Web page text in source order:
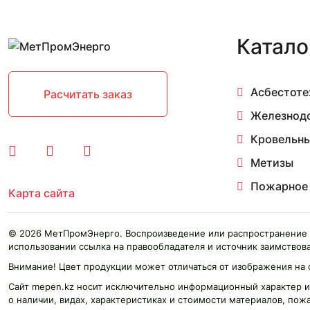
AX4D-500B-H5L
AX4E-200B-H5Z
AX4E-250B-H5Z
AX4E-400B-H5L
AX4E-450B-H5L
AX4E-550B-H5L
AX4E-630B-H5L
AXW2D-250B-G5Z
AXW2E-200B-G5Z
AXW2E-250B-G5Z
AXW4D-200B-G5Z
AXW4D-250B-G5Z
Расчитать заказ
Карта сайта
Метизы
Пожарное
© 2026 МетПромЭнерго. Воспроизведение или
использовании ссылка на правообладателя и источник
Внимание! Цвет продукции может отличаться от изображения
Сайт mepen.kz носит исключительно информационный
о наличии, видах, характеристиках и стоимости материалов,